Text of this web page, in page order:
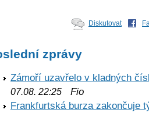
Diskutovat
zprávy
Zámoří uzavřelo v kladných
07.08. 22:25 Fio
Frankfurtská burza zakončuje